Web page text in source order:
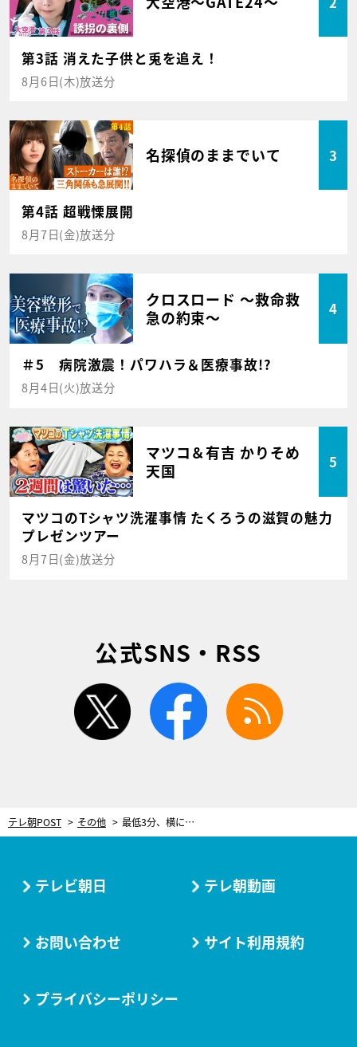
第3話 消えた子供と兎を追え！
8月6日(木)放送分
名探偵のままでいて 3
第4話 超戦慄展開
8月7日(金)放送分
クロスロード ～救命救
急の約束～
4
＃5 病院激震！パワハラ＆医療事故!?
8月4日(火)放送分
マツコ＆有吉 かりそめ
天国
5
マツコのTシャツ洗濯事情 たくろうの滋賀の魅力
プレゼンツアー
8月7日(金)放送分
公式SNS・RSS
twitter facebook
テレ朝POST その他 最低3分、横になるだけ！“ポッコリお腹”を解消する簡単ミオドレメソッド
テレビ朝日 テレ朝動画
お問い合わせ サイト利用規約
プライバシーポリシー